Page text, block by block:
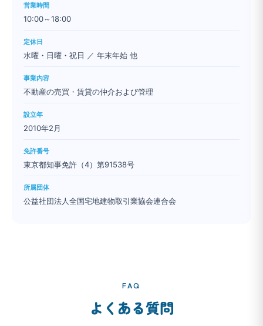
営業時間
10:00～18:00
定休日
水曜・日曜・祝日 ／ 年末年始 他
事業内容
不動産の売買・賃貸の仲介および管理
設立年
2010年2月
免許番号
東京都知事免許（4）第91538号
所属団体
公益社団法人全国宅地建物取引業協会連合会
FAQ
よくある質問